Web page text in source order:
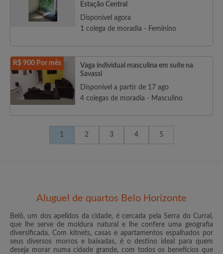
Estação Central
Disponível agora
1 colega de moradia - Feminino
R$ 900 Por mês
Vaga individual masculina em suíte na
Savassi
Disponível a partir de 17 ago
4 colegas de moradia - Masculino
1 2 3 4 5
Aluguel de quartos Belo Horizonte
Belô, um dos apelidos da cidade, é cercada pela Serra do Curral,
que lhe serve de moldura natural e lhe confere uma geografia
diversificada. Com kitnets, casas e apartamentos espalhados por
seus diversos morros e baixadas, é o destino ideal para quem
deseja morar numa cidade grande, com todos os benefícios que